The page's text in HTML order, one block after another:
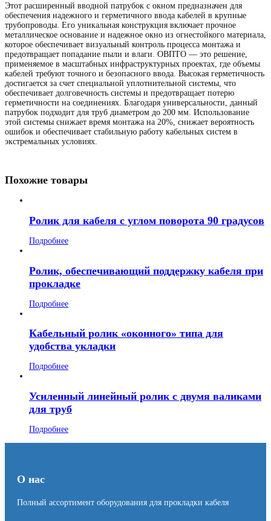
Этот расширенный вводной патрубок с окном предназначен для
обеспечения надежного и герметичного ввода кабелей в крупные
трубопроводы. Его уникальная конструкция включает прочное
металлическое основание и надежное окно из огнестойкого материала,
которое обеспечивает визуальный контроль процесса монтажа и
предотвращает попадание пыли и влаги. ОВПТО — это решение,
применяемое в масштабных инфраструктурных проектах, где объемы
кабелей требуют точного и безопасного ввода. Высокая герметичность
достигается за счет специальной уплотнительной системы, что
обеспечивает долговечность системы и предотвращает потерю
герметичности на соединениях. Благодаря универсальности, данный
патрубок подходит для труб диаметром до 200 мм. Использование
этой системы снижает время монтажа на 20%, снижает вероятность
ошибок и обеспечивает стабильную работу кабельных систем в
экстремальных условиях.
Похожие товары
Ролик для кабеля с углом поворота 90 градусов
Подробнее
Ролик, обеспечивающий поддержку кабеля при
прокладке
Подробнее
Кабельный ролик «оконного» типа для
удобства укладки
Подробнее
Усиленный линейный ролик с двумя валиками
для труб
Подробнее
О нас
Полный ассортимент оборудования для прокладки кабеля